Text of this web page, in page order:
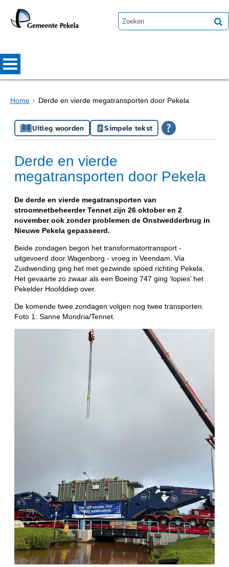
Home Derde en vierde megatransporten door Pekela
Uitleg woorden Simpele tekst
Derde en vierde
megatransporten door Pekela
De derde en vierde megatransporten van
stroomnetbeheerder Tennet zijn 26 oktober en 2
november ook zonder problemen de Onstwedderbrug in
Nieuwe Pekela gepasseerd.
Beide zondagen begon het transformatortransport -
uitgevoerd door Wagenborg - vroeg in Veendam. Via
Zuidwending ging het met gezwinde spoed richting Pekela.
Het gevaarte zo zwaar als een Boeing 747 ging ‘lopies’ het
Pekelder Hoofddiep over.
De komende twee zondagen volgen nog twee transporten.
Foto 1: Sanne Mondria/Tennet.